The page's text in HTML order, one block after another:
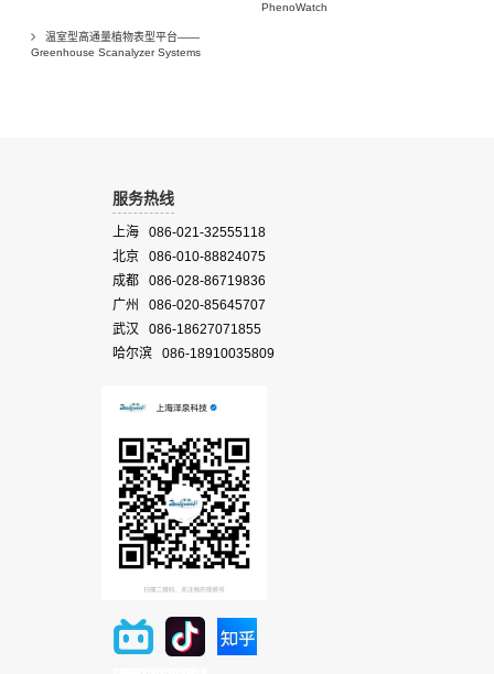
PhenoWatch
温室型高通量植物表型平台——
Greenhouse Scanalyzer Systems
服务热线
上海 086-021-32555118
北京 086-010-88824075
成都 086-028-86719836
广州 086-020-85645707
武汉 086-18627071855
哈尔滨 086-18910035809